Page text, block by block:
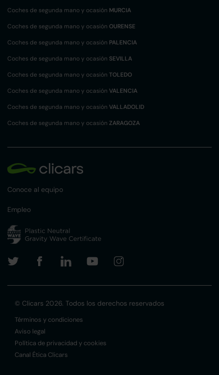
Coches de segunda mano y ocasión MURCIA
Coches de segunda mano y ocasión OURENSE
Coches de segunda mano y ocasión PALENCIA
Coches de segunda mano y ocasión SEVILLA
Coches de segunda mano y ocasión TOLEDO
Coches de segunda mano y ocasión VALENCIA
Coches de segunda mano y ocasión VALLADOLID
Coches de segunda mano y ocasión ZARAGOZA
Conoce al equipo
Empleo
© Clicars 2026. Todos los derechos reservados
Términos y condiciones
Aviso legal
Política de privacidad y cookies
Canal Ética Clicars